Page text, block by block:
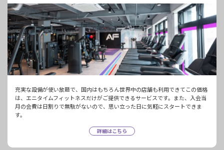
充実な設備が使い放題で、国内はもちろん世界中の店舗も利用できてこの価格
は、エニタイムフィットネスだけがご提供できるサービスです。また、入会当
月の会費は日割りで無駄がないので、思い立った日に気軽にスタートできま
す。
詳細はこちら